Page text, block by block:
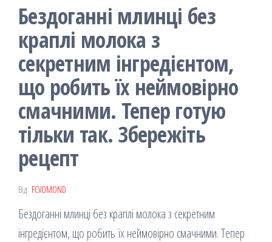
Бездоганні млинці без
краплі молока з
секретним інгредієнтом,
що робить їх неймовірно
смачними. Тепер готую
тільки так. Збережіть
рецепт
Від FCVOMOND
Бездоганні млинці без краплі молока з секретним
інгредієнтом, що робить їх неймовірно смачними. Тепер